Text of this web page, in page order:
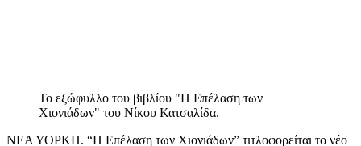
Το εξώφυλλο του βιβλίου "Η Επέλαση των
Χιονιάδων" του Νίκου Κατσαλίδα.
ΝΕΑ ΥΟΡΚΗ. “Η Επέλαση των Χιονιάδων” τιτλοφορείται το νέο